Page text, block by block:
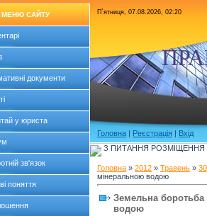
МЕНЮ САЙТУ
документи
у юриста
зв'язок
поняття
П`ятниця, 07.08.2026, 02:20
Головна | Реєстрація | Вхід
З ПИТАННЯ РОЗМІЩЕННЯ
Головна » 2012 » Травень » 30
мінеральною водою
Земельна боротьба
водою